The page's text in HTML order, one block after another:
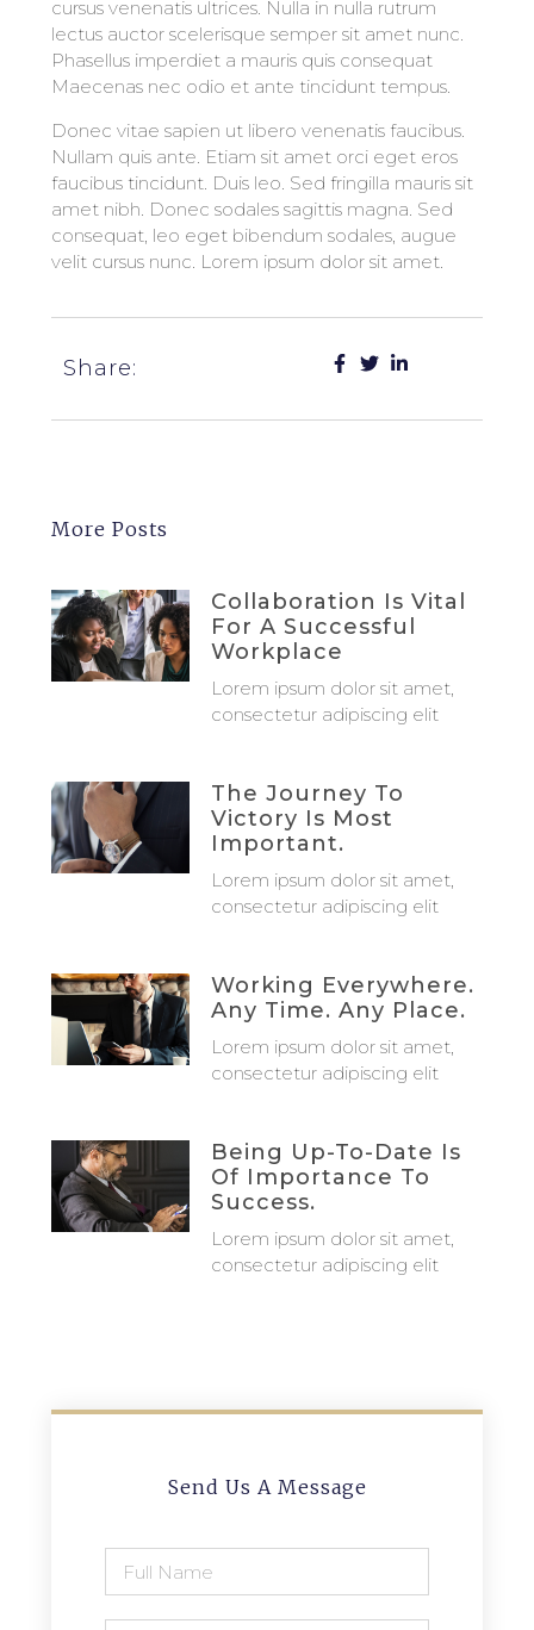
cursus venenatis ultrices. Nulla in nulla rutrum
lectus auctor scelerisque semper sit amet nunc.
Phasellus imperdiet a mauris quis consequat
Maecenas nec odio et ante tincidunt tempus.
Donec vitae sapien ut libero venenatis faucibus.
Nullam quis ante. Etiam sit amet orci eget eros
faucibus tincidunt. Duis leo. Sed fringilla mauris sit
amet nibh. Donec sodales sagittis magna. Sed
consequat, leo eget bibendum sodales, augue
velit cursus nunc. Lorem ipsum dolor sit amet.
Share:
More Posts
Collaboration Is Vital
For A Successful
Workplace
Lorem ipsum dolor sit amet,
consectetur adipiscing elit
The Journey To
Victory Is Most
Important.
Lorem ipsum dolor sit amet,
consectetur adipiscing elit
Working Everywhere.
Any Time. Any Place.
Lorem ipsum dolor sit amet,
consectetur adipiscing elit
Being Up-To-Date Is
Of Importance To
Success.
Lorem ipsum dolor sit amet,
consectetur adipiscing elit
Send Us A Message